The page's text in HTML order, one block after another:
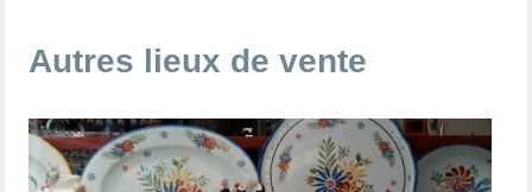
Autres lieux de vente